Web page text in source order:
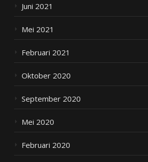
Juni 2021
Mei 2021
Februari 2021
Oktober 2020
September 2020
Mei 2020
Februari 2020